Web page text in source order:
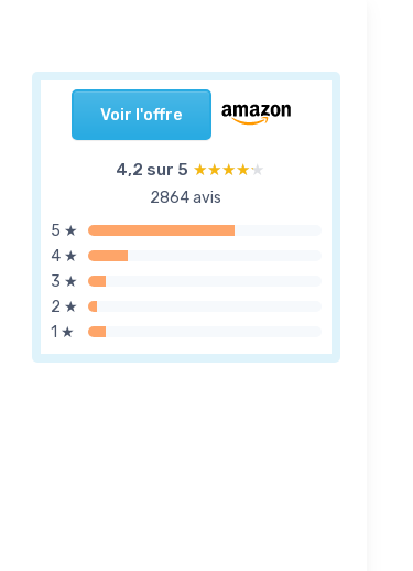
Voir l'offre
4,2 sur 5 ★★★★★
★★★★★
2864 avis
5 ★
4 ★
3 ★
2 ★
1 ★